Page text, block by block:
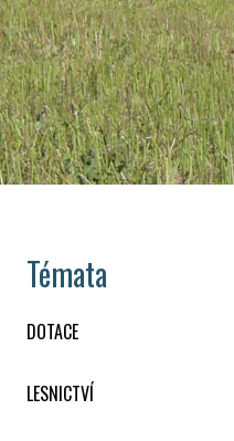
Témata
DOTACE
LESNICTVÍ